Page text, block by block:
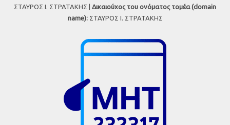
ΣΤΑΥΡΟΣ Ι. ΣΤΡΑΤΑΚΗΣ | Δικαιούχος του ονόματος τομέα (domain
name):ΣΤΑΥΡΟΣ Ι. ΣΤΡΑΤΑΚΗΣ